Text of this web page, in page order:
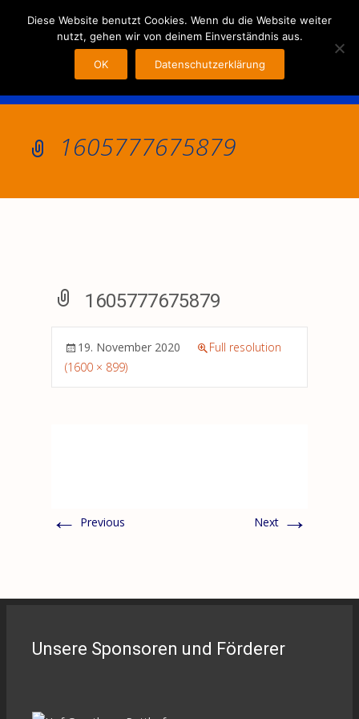
1605777675879
1605777675879
19. November 2020
Full resolution
(1600 × 899)
← Previous Next →
Unsere Sponsoren und Förderer
MENU
Diese Website benutzt Cookies. Wenn du die Website weiter
nutzt, gehen wir von deinem Einverständnis aus.
OK Datenschutzerklärung